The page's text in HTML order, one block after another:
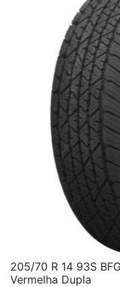
205/70 R 14 93S
Vermelha Dupla